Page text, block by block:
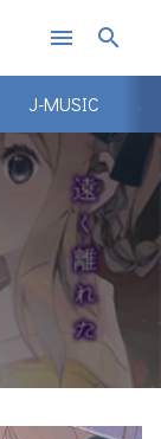
menu search
J-MUSIC J-